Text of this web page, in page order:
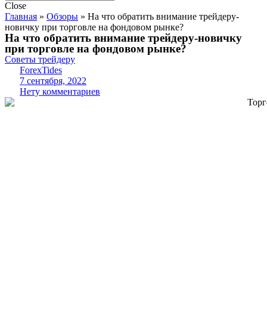
Close
Главная » Обзоры » На что обратить внимание трейдеру-
новичку при торговле на фондовом рынке?
На что обратить внимание трейдеру-новичку
при торговле на фондовом рынке?
Советы трейдеру
ForexTides
7 сентября, 2022
Нету комментариев